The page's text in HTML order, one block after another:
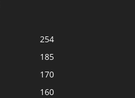
254
185
170
160